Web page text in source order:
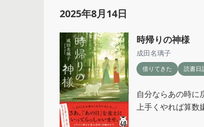
2025年8月14日
時帰りの神様
成田名璃子
借りてきた 読書日
自分ならあの時に
上手くやれば算数